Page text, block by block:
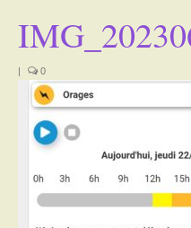
La Mairie
Le village
Tourisme
Actualités
| 0